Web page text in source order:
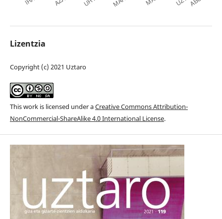
Lizentzia
Copyright (c) 2021 Uztaro
This work is licensed under aCreative Commons Attribution-
NonCommercial-ShareAlike 4.0 International License.